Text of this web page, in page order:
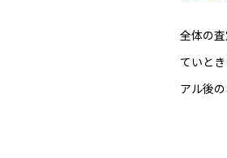
全体の
ていと
アル後